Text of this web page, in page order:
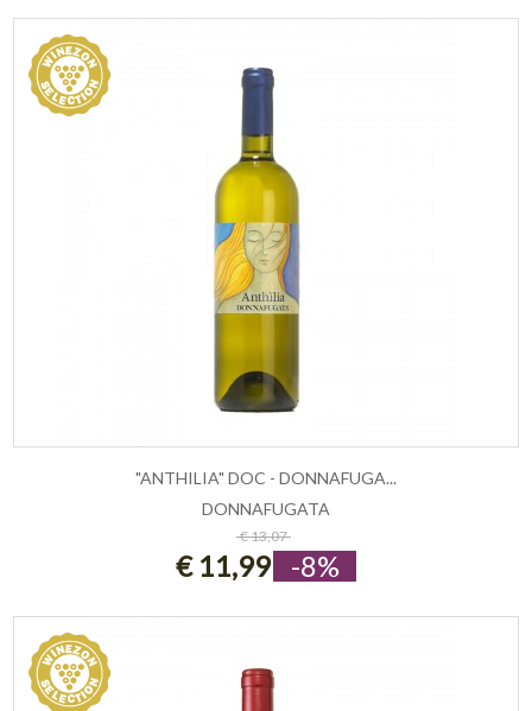
ESAURITO
"ANTHILIA" DOC - DONNAFUGA...
DONNAFUGATA
€ 13,07
€ 11,99 -8%